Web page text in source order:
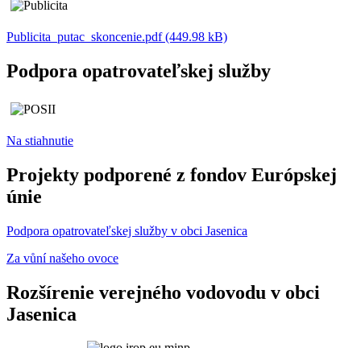
Publicita_putac_skoncenie.pdf (449.98 kB)
Podpora opatrovateľskej služby
Na stiahnutie
Projekty podporené z fondov Európskej
únie
Podpora opatrovateľskej služby v obci Jasenica
Za vůní našeho ovoce
Rozšírenie verejného vodovodu v obci
Jasenica